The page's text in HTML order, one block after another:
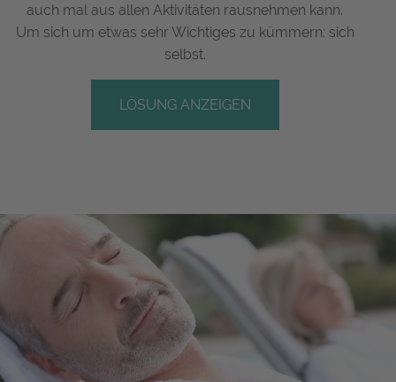
auch mal aus allen Aktivitäten rausnehmen kann.
Um sich um etwas sehr Wichtiges zu kümmern: sich
selbst.
LÖSUNG ANZEIGEN